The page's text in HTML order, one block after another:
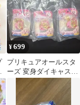
¥699
プリキュアオールスタ
ーズ 変身ダイキャスト
チャーム＆パッケージ4
プリハート3個